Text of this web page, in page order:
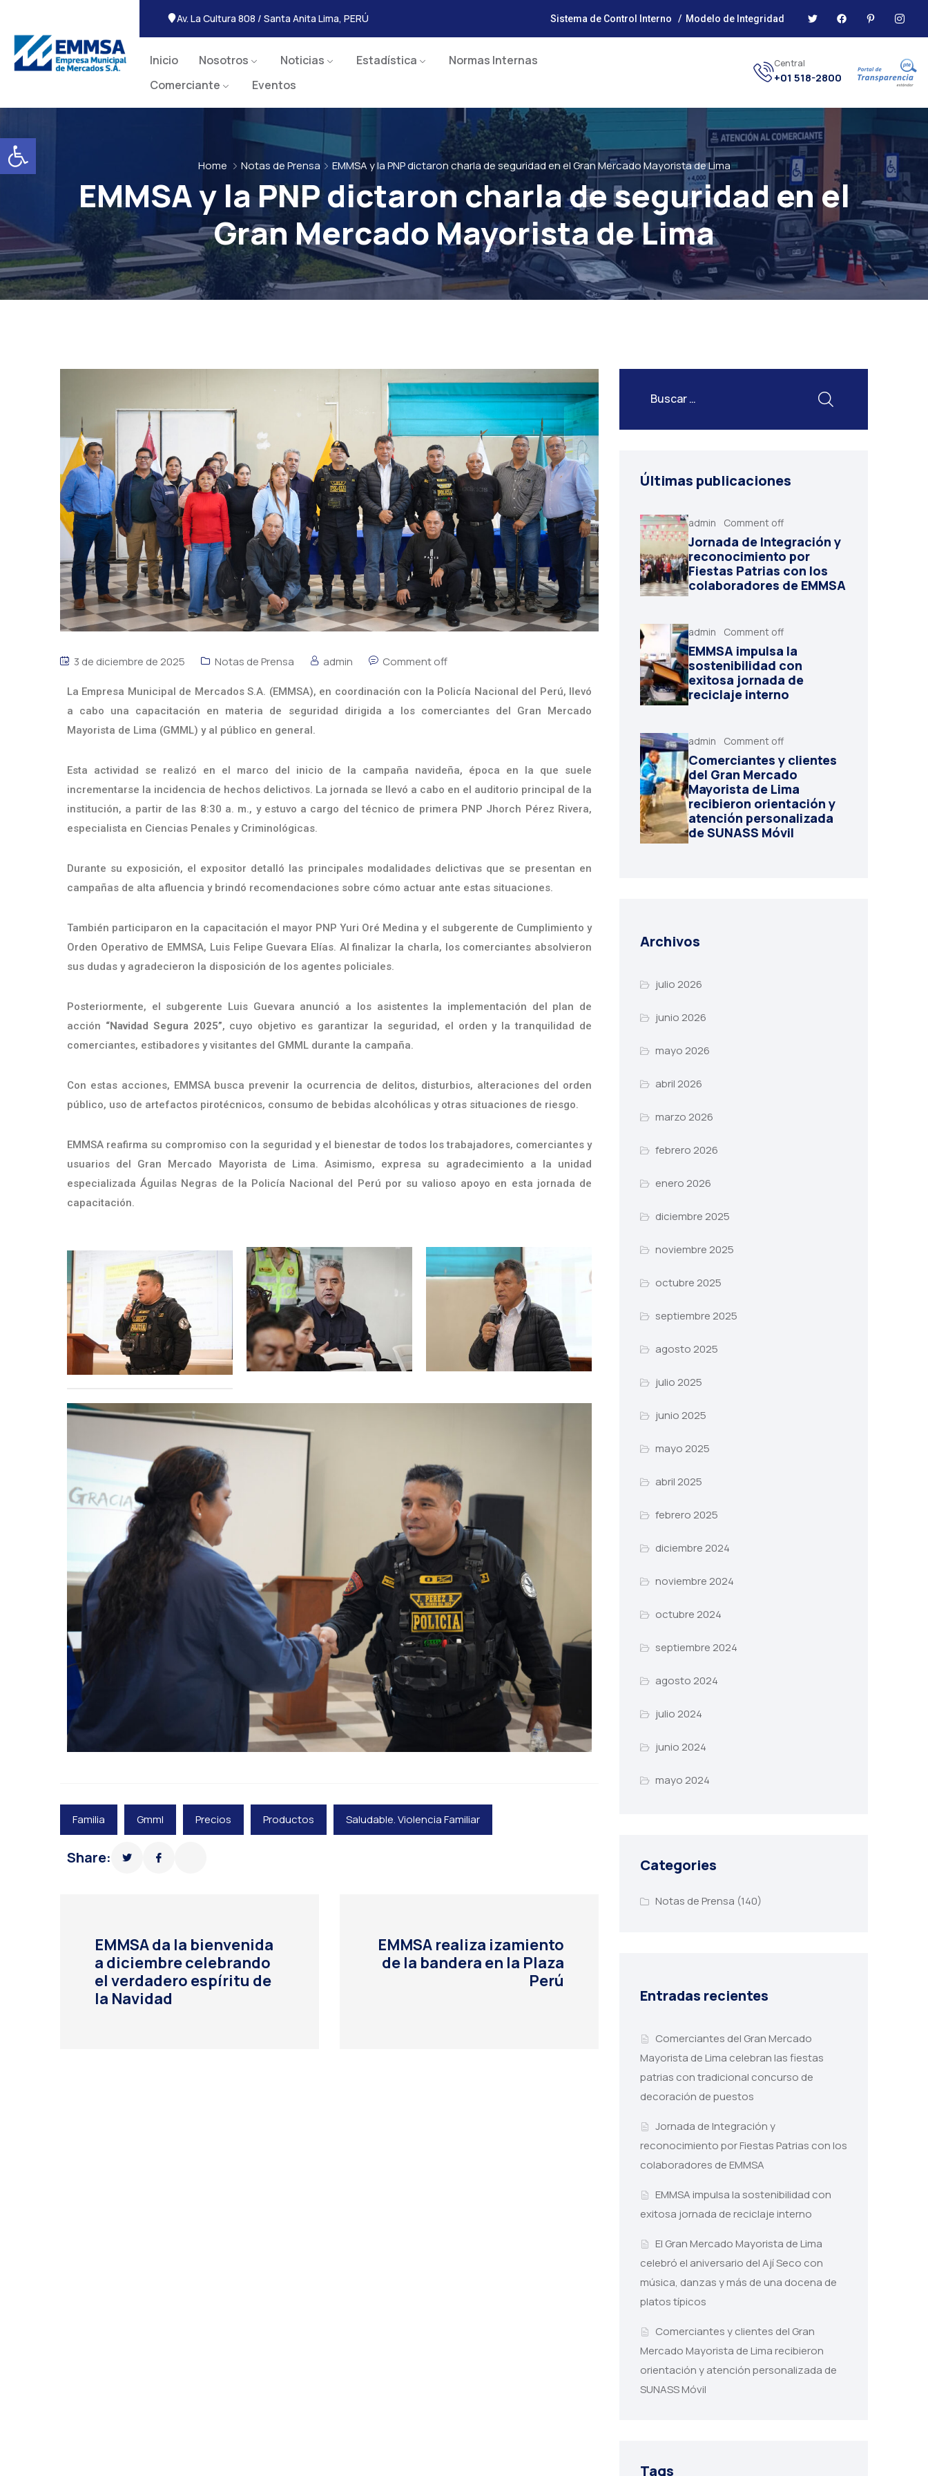
Abrir barra de herramientas
Av. La Cultura 808 / Santa Anita Lima, PERÚ Sistema de Control Interno / Modelo de Integridad
Inicio Nosotros Noticias Estadística
Normas Internas
Comerciante
Eventos
Central
+01 518-2800
Home Notas de Prensa EMMSA y la PNP dictaron charla de seguridad en el Gran Mercado Mayorista de Lima
EMMSA y la PNP dictaron charla de seguridad en el
Gran Mercado Mayorista de Lima
3 de diciembre de 2025 Notas de Prensa admin Comment off
La Empresa Municipal de Mercados S.A. (EMMSA), en coordinación con la Policía Nacional del Perú, llevó
a cabo una capacitación en materia de seguridad dirigida a los comerciantes del Gran Mercado
Mayorista de Lima (GMML) y al público en general.
Esta actividad se realizó en el marco del inicio de la campaña navideña, época en la que suele
incrementarse la incidencia de hechos delictivos. La jornada se llevó a cabo en el auditorio principal de la
institución, a partir de las 8:30 a. m., y estuvo a cargo del técnico de primera PNP Jhorch Pérez Rivera,
especialista en Ciencias Penales y Criminológicas.
Durante su exposición, el expositor detalló las principales modalidades delictivas que se presentan en
campañas de alta afluencia y brindó recomendaciones sobre cómo actuar ante estas situaciones.
También participaron en la capacitación el mayor PNP Yuri Oré Medina y el subgerente de Cumplimiento y
Orden Operativo de EMMSA, Luis Felipe Guevara Elías. Al finalizar la charla, los comerciantes absolvieron
sus dudas y agradecieron la disposición de los agentes policiales.
Posteriormente, el subgerente Luis Guevara anunció a los asistentes la implementación del plan de
acción “Navidad Segura 2025”, cuyo objetivo es garantizar la seguridad, el orden y la tranquilidad de
comerciantes, estibadores y visitantes del GMML durante la campaña.
Con estas acciones, EMMSA busca prevenir la ocurrencia de delitos, disturbios, alteraciones del orden
público, uso de artefactos pirotécnicos, consumo de bebidas alcohólicas y otras situaciones de riesgo.
EMMSA reafirma su compromiso con la seguridad y el bienestar de todos los trabajadores, comerciantes y
usuarios del Gran Mercado Mayorista de Lima. Asimismo, expresa su agradecimiento a la unidad
especializada Águilas Negras de la Policía Nacional del Perú por su valioso apoyo en esta jornada de
capacitación.
Familia Gmml Precios Productos Saludable. Violencia Familiar
Share:
EMMSA da la bienvenida
a diciembre celebrando
el verdadero espíritu de
la Navidad
EMMSA realiza izamiento
de la bandera en la Plaza
Perú
Últimas publicaciones
admin Comment off
Jornada de Integración y
reconocimiento por
Fiestas Patrias con los
colaboradores de EMMSA
admin Comment off
EMMSA impulsa la
sostenibilidad con
exitosa jornada de
reciclaje interno
admin Comment off
Comerciantes y clientes
del Gran Mercado
Mayorista de Lima
recibieron orientación y
atención personalizada
de SUNASS Móvil
Archivos
julio 2026
junio 2026
mayo 2026
abril 2026
marzo 2026
febrero 2026
enero 2026
diciembre 2025
noviembre 2025
octubre 2025
septiembre 2025
agosto 2025
julio 2025
junio 2025
mayo 2025
abril 2025
febrero 2025
diciembre 2024
noviembre 2024
octubre 2024
septiembre 2024
agosto 2024
julio 2024
junio 2024
mayo 2024
Categories
Notas de Prensa (140)
Entradas recientes
Comerciantes del Gran Mercado
Mayorista de Lima celebran las fiestas
patrias con tradicional concurso de
decoración de puestos
Jornada de Integración y
reconocimiento por Fiestas Patrias con los
colaboradores de EMMSA
EMMSA impulsa la sostenibilidad con
exitosa jornada de reciclaje interno
El Gran Mercado Mayorista de Lima
celebró el aniversario del Ají Seco con
música, danzas y más de una docena de
platos típicos
Comerciantes y clientes del Gran
Mercado Mayorista de Lima recibieron
orientación y atención personalizada de
SUNASS Móvil
Tags